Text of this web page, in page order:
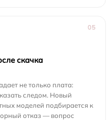
05
скачка
не только плата:
следом. Новый
моделей подбирается к
отказ — вопрос